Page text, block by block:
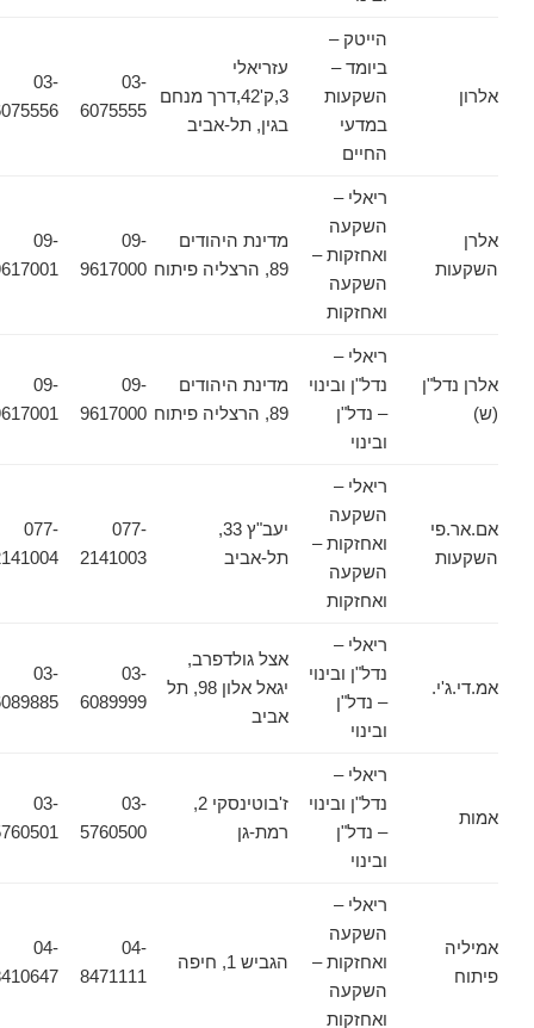
אלרון
הייטק –
ביומד –
השקעות
במדעי
החיים
עזריאלי
3,ק'42,דרך מנחם
בגין, תל-אביב
03-
6075555
03-
6075556
אלרן
השקעות
ריאלי –
השקעה
ואחזקות –
השקעה
ואחזקות
מדינת היהודים
89, הרצליה פיתוח
09-
9617000
09-
9617001
אלרן נדל"ן
(ש)
ריאלי –
נדל"ן ובינוי
– נדל"ן
ובינוי
מדינת היהודים
89, הרצליה פיתוח
09-
9617000
09-
9617001
אם.אר.פי
השקעות
ריאלי –
השקעה
ואחזקות –
השקעה
ואחזקות
יעב"ץ 33,
תל-אביב
077-
2141003
077-
2141004
אמ.די.ג'י.
ריאלי –
נדל"ן ובינוי
– נדל"ן
ובינוי
אצל גולדפרב,
יגאל אלון 98, תל
אביב
03-
6089999
03-
6089885
אמות
ריאלי –
נדל"ן ובינוי
– נדל"ן
ובינוי
ז'בוטינסקי 2,
רמת-גן
03-
5760500
03-
5760501
אמיליה
פיתוח
ריאלי –
השקעה
ואחזקות –
השקעה
ואחזקות
הגביש 1, חיפה
04-
8471111
04-
8410647